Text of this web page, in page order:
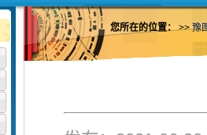
您所在的位置：>>豫